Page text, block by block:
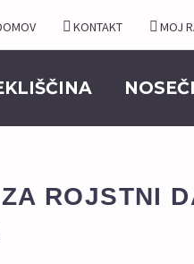
KONTAKT MOJ
ROJSTNI